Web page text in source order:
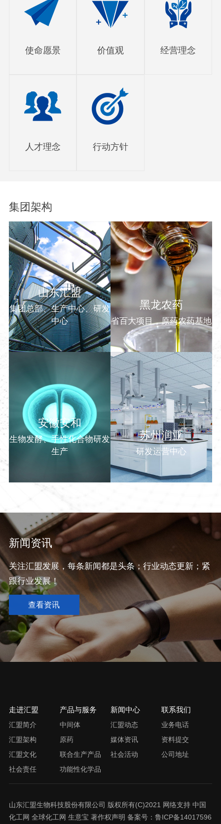
使命愿景 价值观 经营理念
人才理念 行动方针
集团架构
山东汇盟
集团总部、生产中心、研发
中心
黑龙农药
省百大项目，原药农药基地
安徽安和
生物发酵、手性化合物研发
生产
苏州润亚
研发运营中心
新闻资讯
关注汇盟发展，每条新闻都是头条；行业动态更新；紧
跟行业发展！
查看资讯
走进汇盟
汇盟简介
汇盟架构
汇盟文化
社会责任
产品与服务
中间体
原药
联合生产产品
功能性化学品
新闻中心
汇盟动态
媒体资讯
社会活动
联系我们
业务电话
资料提交
公司地址
山东汇盟生物科技股份有限公司 版权所有(C)2021 网络支持 中国
化工网 全球化工网 生意宝 著作权声明 备案号： 鲁ICP备14017596